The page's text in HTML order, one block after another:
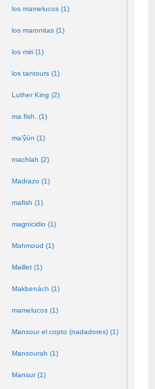
los mamelucos (1)
los maronitas (1)
los miri (1)
los tantours (1)
Luther King (2)
ma fish. (1)
ma’ŷūn (1)
machlah (2)
Madrazo (1)
mafish (1)
magnicidio (1)
Mahmoud (1)
Maillet (1)
Makbenách (1)
mamelucos (1)
Mansour el copto (nadadores) (1)
Mansourah (1)
Mansur (1)